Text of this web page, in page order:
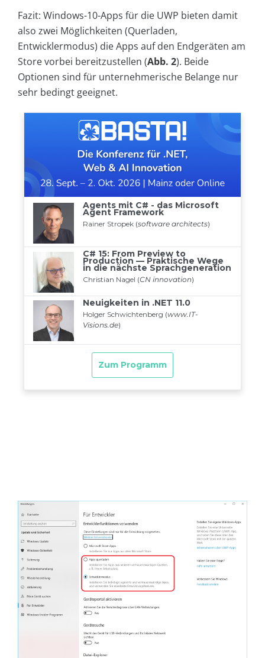
Fazit: Windows-10-Apps für die UWP bieten damit
also zwei Möglichkeiten (Querladen,
Entwicklermodus) die Apps auf den Endgeräten am
Store vorbei bereitzustellen (Abb. 2). Beide
Optionen sind für unternehmerische Belange nur
sehr bedingt geeignet.